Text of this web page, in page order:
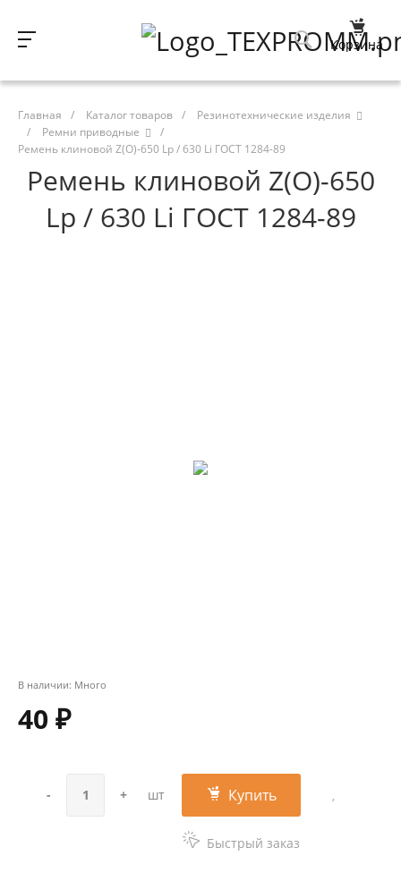
Корзина
Главная / Каталог товаров /
Резинотехнические изделия
/
Ремни приводные
/
Ремень клиновой Z(O)-650 Lp / 630 Li ГОСТ 1284-89
Ремень клиновой Z(O)-650
Lp / 630 Li ГОСТ 1284-89
В наличии: Много
40 ₽
- + шт Купить
Быстрый заказ